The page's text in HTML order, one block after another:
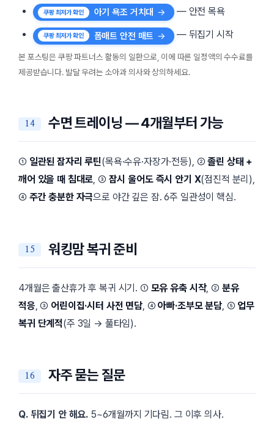
아기 욕조 거치대 — 안전 목욕
폼매트 안전 매트 — 뒤집기 시작
본 포스팅은 쿠팡 파트너스 활동의 일환으로, 이에 따른 일정액의 수수료를
제공받습니다. 발달 우려는 소아과 의사와 상의하세요.
수면 트레이닝 — 4개월부터 가능
① 일관된 잠자리 루틴(목욕·수유·자장가·전등), ②졸린 상태 +
깨어 있을 때 침대로, ③ 잠시 울어도 즉시 안기 X(점진적 분리),
④ 주간 충분한 자극으로 야간 깊은 잠. 6주 일관성이 핵심.
워킹맘 복귀 준비
4개월은 출산휴가 후 복귀 시기. ① 모유 유축 시작, ② 분유
적응, ③ 어린이집·시터 사전 면담, ④아빠·조부모 분담, ⑤ 업무
복귀 단계적(주 3일 → 풀타임).
자주 묻는 질문
Q. 뒤집기 안 해요. 5~6개월까지 기다림. 그 이후 의사.